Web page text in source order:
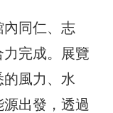
內同仁、志
完成。展覽
的風力、水
出發，透過